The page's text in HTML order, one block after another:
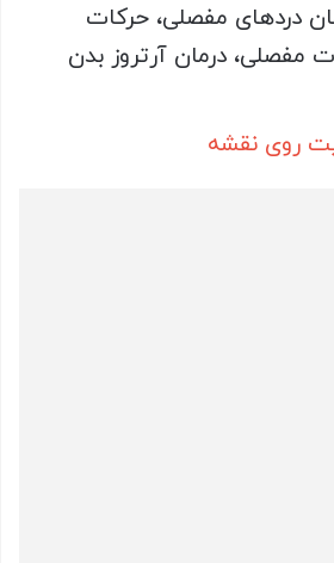
دردهای مفصلی، حرکات
مفصلی، درمان آرتروز بدن
روی نقشه